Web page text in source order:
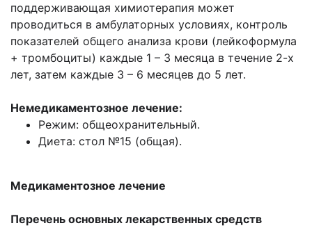
поддерживающая химиотерапия может
проводиться в амбулаторных условиях, контроль
показателей общего анализа крови (лейкоформула
+ тромбоциты) каждые 1 – 3 месяца в течение 2-х
лет, затем каждые 3 – 6 месяцев до 5 лет.
Немедикаментозное лечение:
Режим: общеохранительный.
Диета: стол №15 (общая).
Медикаментозное лечение
Перечень основных лекарственных средств